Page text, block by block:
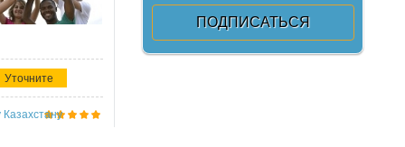
Уточните
Казахстану